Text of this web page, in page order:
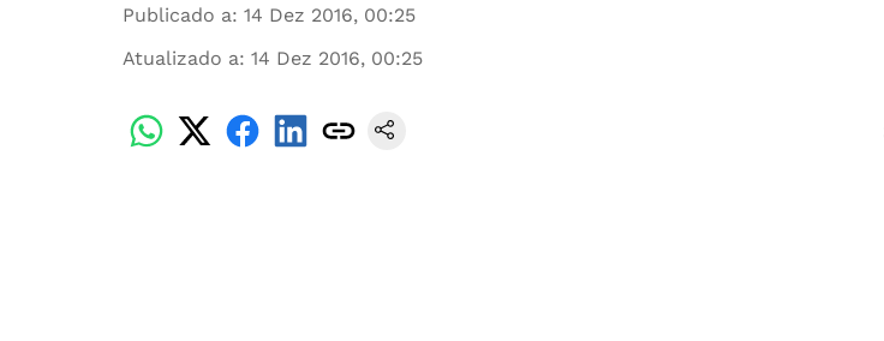
Publicado a: 14 Dez 2016, 00:25
Atualizado a: 14 Dez 2016, 00:25